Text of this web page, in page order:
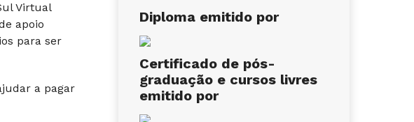
Virtual
apoio
para ser
a pagar
Diploma emitido por
Certificado de pós-
graduação e cursos livres
emitido por